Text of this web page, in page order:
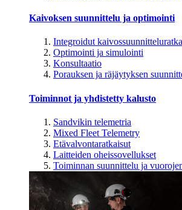
Kaivoksen suunnittelu ja optimointi
Integroidut
Optimointi ja simulointi
Konsultaatio
Porauksen ja räjäytyksen
Toiminnot ja yhdistetty kalusto
Sandvikin telemetria
Mixed Fleet Telemetry
Etävalvontaratkaisut
Laitteiden oheissovellukset
Toiminnan suunnittelu ja